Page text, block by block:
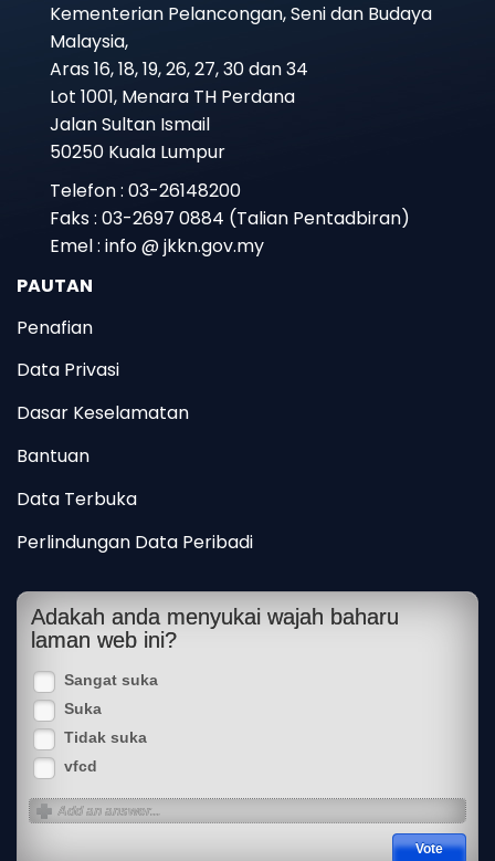
Kementerian Pelancongan, Seni dan Budaya
Malaysia,
Aras 16, 18, 19, 26, 27, 30 dan 34
Lot 1001, Menara TH Perdana
Jalan Sultan Ismail
50250 Kuala Lumpur
Telefon : 03-26148200
Faks : 03-2697 0884 (Talian Pentadbiran)
Emel : info @ jkkn.gov.my
PAUTAN
Penafian
Data Privasi
Dasar Keselamatan
Bantuan
Data Terbuka
Perlindungan Data Peribadi
Adakah anda menyukai wajah baharu
laman web ini?
Sangat suka
Suka
Tidak suka
vfcd